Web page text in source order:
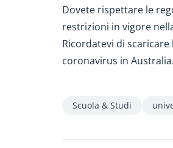
Dovete rispettare le
restrizioni in vigore
Ricordatevi di
coronavirus in
Scuola & Studi